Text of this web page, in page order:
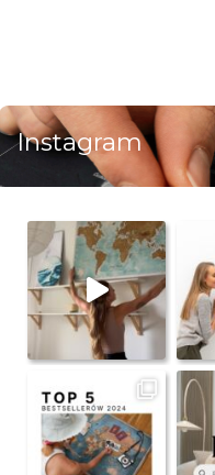
Instagram